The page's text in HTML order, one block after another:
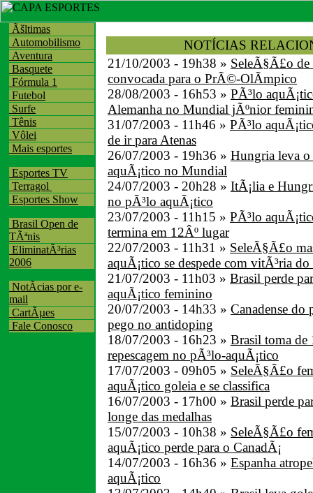
Ãšltimas
Automobilismo
Aventura
Basquete
Fórmula 1
Futebol
Surfe
Tênis
Vôlei
Mais esportes
Esportes TV
Terragol
Esportes Show
Brasil Open de
TÃªnis
EliminatÃ³rias
2006
NotÃ­cias por e-
mail
CartÃµes
Fale Conosco
NOTÍCIAS
21/10/2003 - 19h38 » SeleÃ§Ã£o
convocada para o PrÃ©-OlÃ­mpico
28/08/2003 - 16h53 » PÃ³lo
Alemanha no Mundial jÃºnior
31/07/2003 - 11h46 » PÃ³lo
de ir para Atenas
26/07/2003 - 19h36 » Hungria leva
aquÃ¡tico no Mundial
24/07/2003 - 20h28 » ItÃ¡lia e
no pÃ³lo aquÃ¡tico
23/07/2003 - 11h15 » PÃ³lo
termina em 12Âº lugar
22/07/2003 - 11h31 » SeleÃ§Ã£o
aquÃ¡tico se despede com vitÃ³ria
21/07/2003 - 11h03 » Brasil perde
aquÃ¡tico feminino
20/07/2003 - 14h33 » Canadense
pego no antidoping
18/07/2003 - 16h23 » Brasil toma
repescagem no pÃ³lo-aquÃ¡tico
17/07/2003 - 09h05 » SeleÃ§Ã£o
aquÃ¡tico goleia e se classifica
16/07/2003 - 17h00 » Brasil perde
longe das medalhas
15/07/2003 - 10h38 » SeleÃ§Ã£o
aquÃ¡tico perde para o CanadÃ¡
14/07/2003 - 16h36 » Espanha
aquÃ¡tico